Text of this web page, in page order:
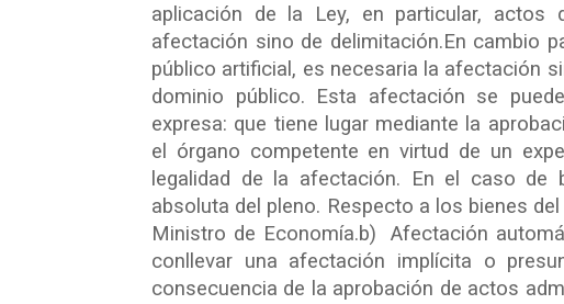
aplicación de la Ley, en particular,
afectación sino de delimitación.En cambio
público artificial, es necesaria la afectación
dominio público. Esta afectación se
expresa: que tiene lugar mediante la
el órgano competente en virtud de un
legalidad de la afectación. En el caso de
absoluta del pleno. Respecto a los bienes
Ministro de Economía.b) Afectación
conllevar una afectación implícita o
consecuencia de la aprobación de actos